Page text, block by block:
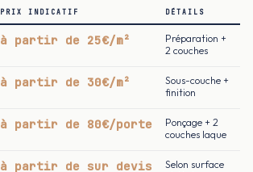
PRIX INDICATIF DÉTAILS
à partir de 25€/m²
Préparation +
2 couches
à partir de 30€/m²
Sous-couche +
finition
à partir de 80€/porte
Ponçage + 2
couches laque
à partir de sur devis
Selon surface